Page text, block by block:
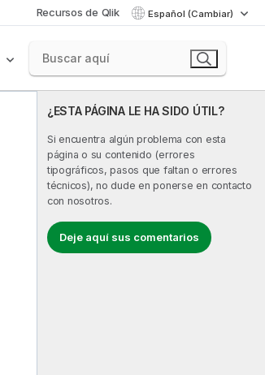
Recursos de Qlik Español (Cambiar)
¿ESTA PÁGINA LE HA SIDO ÚTIL?
Si encuentra algún problema con esta
página o su contenido (errores
tipográficos, pasos que faltan o errores
técnicos), no dude en ponerse en contacto
con nosotros.
Deje aquí sus comentarios